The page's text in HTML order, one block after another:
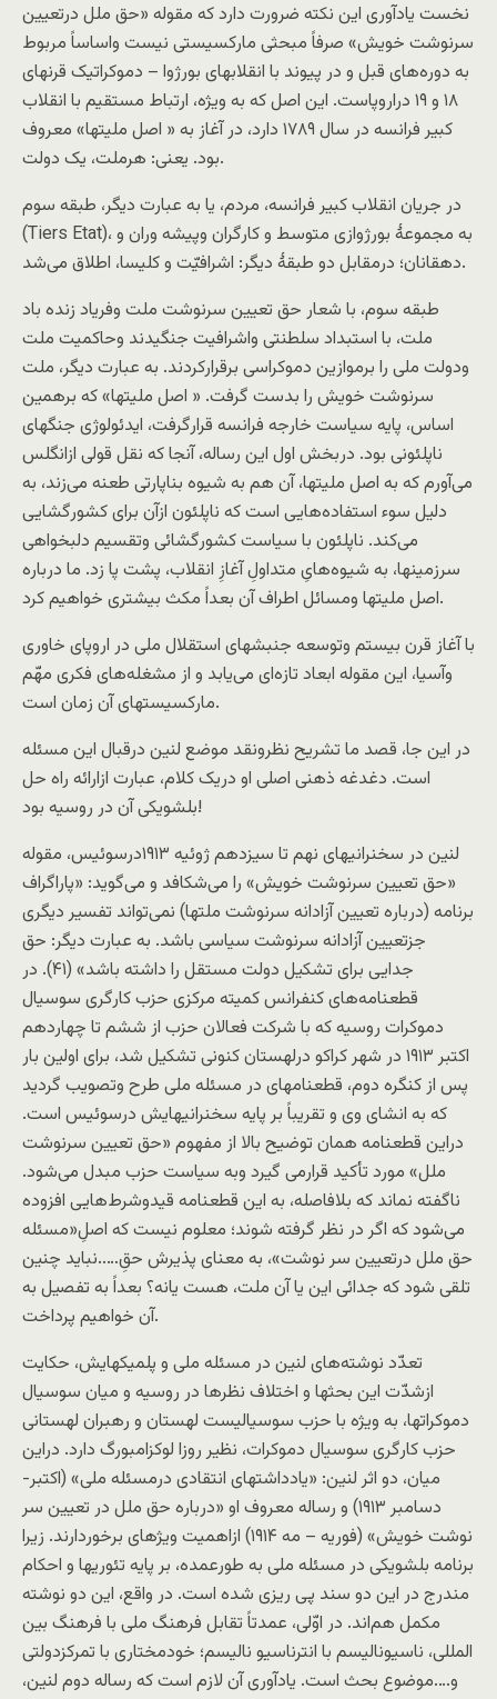
نخست يادآوری اين نکته ضرورت دارد که مقوله «حق ملل درتعيين
سرنوشت خويش» صرفاً مبحثی مارکسيستی نيست واساساً مربوط
به دوره‌های قبل و در پيوند با انقلابهای بورژوا – دموکراتيک قرنهای
۱۸ و ۱۹ دراروپاست. اين اصل که به ویژه، ارتباط مستقيم با انقلاب
کبير فرانسه در سال ۱۷۸۹ دارد، در آغاز به « اصل مليتها» معروف
بود. يعنی: هرملت، يک دولت.
در جريان انقلاب کبير فرانسه، مردم، يا به عبارت ديگر، طبقه سوم
(Tiers Etat)، به مجموعۀ بورژوازی متوسط و کارگران وپيشه وران و
دهقانان؛ درمقابل دو طبقۀ دیگر: اشرافیّت و کلیسا، اطلاق می‌شد.
طبقه سوم، با شعار حق تعيين سرنوشت ملت وفرياد زنده باد
ملت، با استبداد سلطنتی واشرافيت جنگيدند وحاکميت ملت
ودولت ملی را برموازين دموکراسی برقرارکردند. به عبارت دیگر، ملت
سرنوشت خويش را بدست گرفت. « اصل مليتها» که برهمین
اساس، پايه سياست خارجه فرانسه قرارگرفت، ايدئولوژی جنگهای
ناپلئونی بود. دربخش اول اين رساله، آنجا که نقل قولی ازانگلس
می‌آورم که به اصل مليتها، آن هم به شيوه بناپارتی طعنه می‌زند، به
دليل سوء استفاده‌هايی است که ناپلئون ازآن برای کشورگشایی
می‌کند. ناپلئون با سياست کشورگشائی وتقسيم دلبخواهی
سرزمينها، به شیوه‌هایِ متداولِ آغازِ انقلاب، پشت پا زد. ما درباره
اصل مليتها ومسائل اطراف آن بعداً مکث بيشتری خواهيم کرد.
با آغاز قرن بيستم وتوسعه جنبشهای استقلال ملی در اروپای خاوری
وآسيا، اين مقوله ابعاد تازه‌ای می‌يابد و از مشغله‌های فکری مهّم
مارکسيستهای آن زمان است.
در اين جا، قصد ما تشريح نظرونقد موضع لنین درقبال این مسئله
است. دغدغه ذهنی اصلی او دریک کلام، عبارت ازارائه راه حل
بلشويکی آن در روسيه بود!
لنين در سخنرانیهای نهم تا سيزدهم ژوئيه ۱۹۱۳درسوئيس، مقوله
«حق تعيين سرنوشت خويش» را می‌شکافد و می‌گويد: «پاراگراف
برنامه (درباره تعيين آزادانه سرنوشت ملتها) نمی‌تواند تفسير ديگری
جزتعيين آزادانه سرنوشت سياسی باشد. به عبارت ديگر: حق
جدايی برای تشکيل دولت مستقل را داشته باشد» (۴۱). در
قطعنامه‌های کنفرانس کميته مرکزی حزب کارگری سوسيال
دموکرات روسيه که با شرکت فعالان حزب از ششم تا چهاردهم
اکتبر ۱۹۱۳ در شهر کراکو درلهستان کنونی تشکيل شد، برای اولين بار
پس از کنگره دوم، قطعنامهای در مسئله ملی طرح وتصويب گرديد
که به انشای وی و تقريباً بر پايه سخنرانیهايش درسوئيس است.
دراين قطعنامه همان توضيح بالا از مفهوم «حق تعيين سرنوشت
ملل» مورد تأکيد قرارمی گيرد وبه سياست حزب مبدل می‌شود.
ناگفته نماند که بلافاصله، به اين قطعنامه قيدوشرط‌هايی افزوده
می‌شود که اگر در نظر گرفته شوند؛ معلوم نیست که اصلِ«مسئله
حق ملل درتعيين سر نوشت»، به معنای پذیرش حقِ…..نبايد چنین
تلقی شود که جدائی اين يا آن ملت، هست یانه؟ بعداً به تفصيل به
آن خواهيم پرداخت.
تعدّد نوشته‌های لنين در مسئله ملی و پلميکهايش، حکايت
ازشدّت اين بحثها و اختلاف نظرها در روسيه و ميان سوسيال
دموکراتها، به ويژه با حزب سوسياليست لهستان و رهبران لهستانی
حزب کارگری سوسيال دموکرات، نظير روزا لوکزامبورگ دارد. دراين
ميان، دو اثر لنين: «يادداشتهای انتقادی درمسئله ملی» (اکتبر-
دسامبر ۱۹۱۳) و رساله معروف او «درباره حق ملل در تعيين سر
نوشت خويش» (فوريه – مه ۱۹۱۴) ازاهميت ويژهای برخوردارند. زيرا
برنامه بلشويکی در مسئله ملی به طورعمده، بر پايه تئوریها و احکام
مندرج در اين دو سند پی ريزی شده است. در واقع، اين دو نوشته
مکمل هم‌اند. در اوّلی، عمدتاً تقابل فرهنگ ملی با فرهنگ بين
المللی، ناسيوناليسم با انترناسيو ناليسم؛ خودمختاری با تمرکزدولتی
و….موضوع بحث است. یادآوری آن لازم است که رساله دوم لنین،